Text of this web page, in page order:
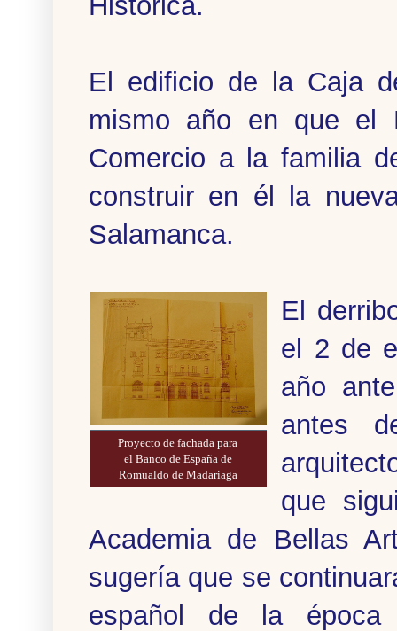
El edificio de la Caja
mismo año en que el
Comercio a la familia
construir en él la
Salamanca.
Proyecto de fachada para
el Banco de España de
Romualdo de Madariaga
El
el 2 de
año
antes
que
Academia de Bellas
sugería que se
español de la